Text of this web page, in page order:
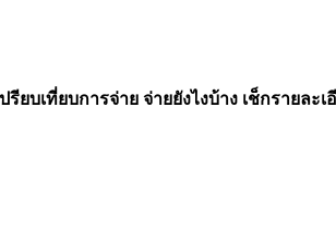
ยบเที่ยบการจ่าย จ่ายยังไงบ้าง เช็กรายละ